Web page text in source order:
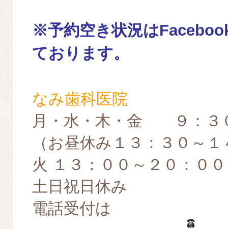
※予約空き状況は
ております。
なみ歯科医院
月・水・木・金 ９：３
（お昼休み１３：３０～
火 １３：００～２０：００
土日祝日休み
電話受付は